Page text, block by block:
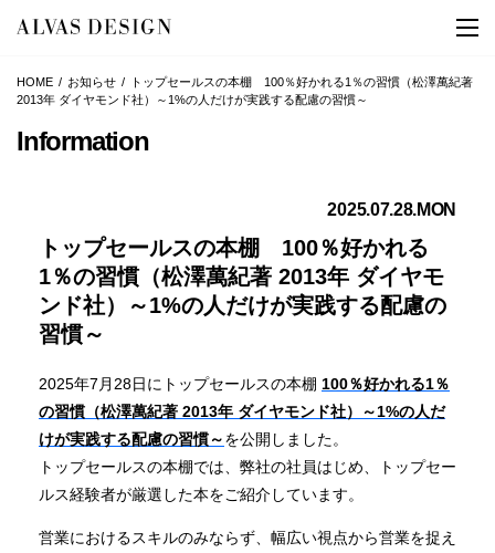
HOME お知らせ
トップセールスの本棚 100％好かれる1％の習慣（松澤萬紀著
2013年 ダイヤモンド社）～1%の人だけが実践する配慮の習慣～
Information
2025.07.28.MON
トップセールスの本棚 100％好かれる
1％の習慣（松澤萬紀著 2013年 ダイヤモ
ンド社）～1%の人だけが実践する配慮の
習慣～
2025年7月28日にトップセールスの本棚 100％好かれる1％
の習慣（松澤萬紀著 2013年 ダイヤモンド社）～1%の人だ
けが実践する配慮の習慣～を公開しました。
トップセールスの本棚では、弊社の社員はじめ、トップセー
ルス経験者が厳選した本をご紹介しています。
営業におけるスキルのみならず、幅広い視点から営業を捉え